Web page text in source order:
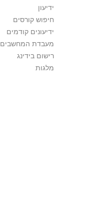
ידיעון
חיפוש קורסים
ידיעונים קודמים
מעבדת המחשבים
רישום בידינג
מלגות